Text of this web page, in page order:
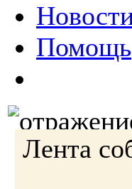
Помощь
Лента